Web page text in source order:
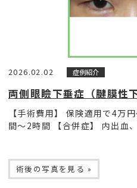
2026.02.02 症例紹介
両側眼瞼下垂症（腱膜性下
【手術費用】 保険適用で4万
間〜2時間 【合併症】 内出血
術後の写真を見る »